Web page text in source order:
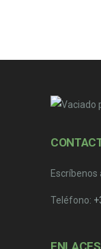
Escríbenos
Teléfono: